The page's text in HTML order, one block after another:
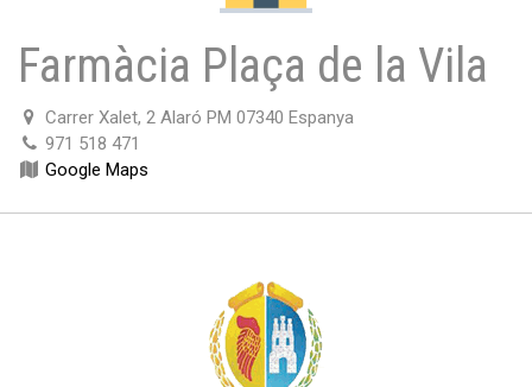
Farmàcia Plaça de la Vila
Carrer Xalet, 2 Alaró PM 07340 Espanya
971 518 471
Google Maps